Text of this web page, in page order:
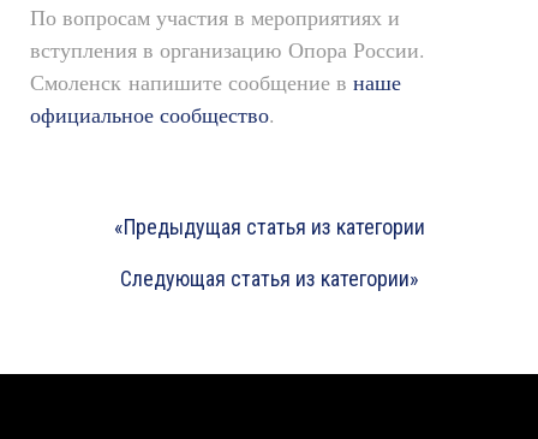
По вопросам участия в мероприятиях и
вступления в организацию Опора России.
Смоленск напишите сообщение в наше
официальное сообщество.
«Предыдущая статья из категории
Следующая статья из категории»